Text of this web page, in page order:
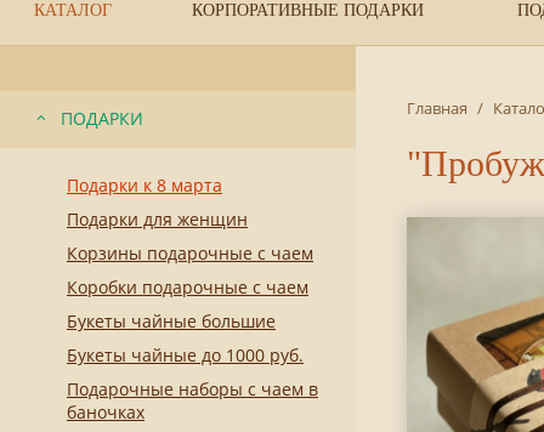
КАТАЛОГ КОРПОРАТИВНЫЕ ПОДАРКИ
ПОДАРКИ
Подарки к 8 марта
Подарки для женщин
Корзины подарочные с чаем
Коробки подарочные с чаем
Букеты чайные большие
Букеты чайные до 1000 руб.
Подарочные наборы с чаем в
баночках
Главная /